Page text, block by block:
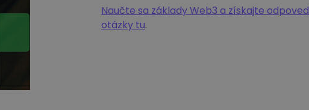
Naučte sa základy Web3 a získajte
otázky tu.